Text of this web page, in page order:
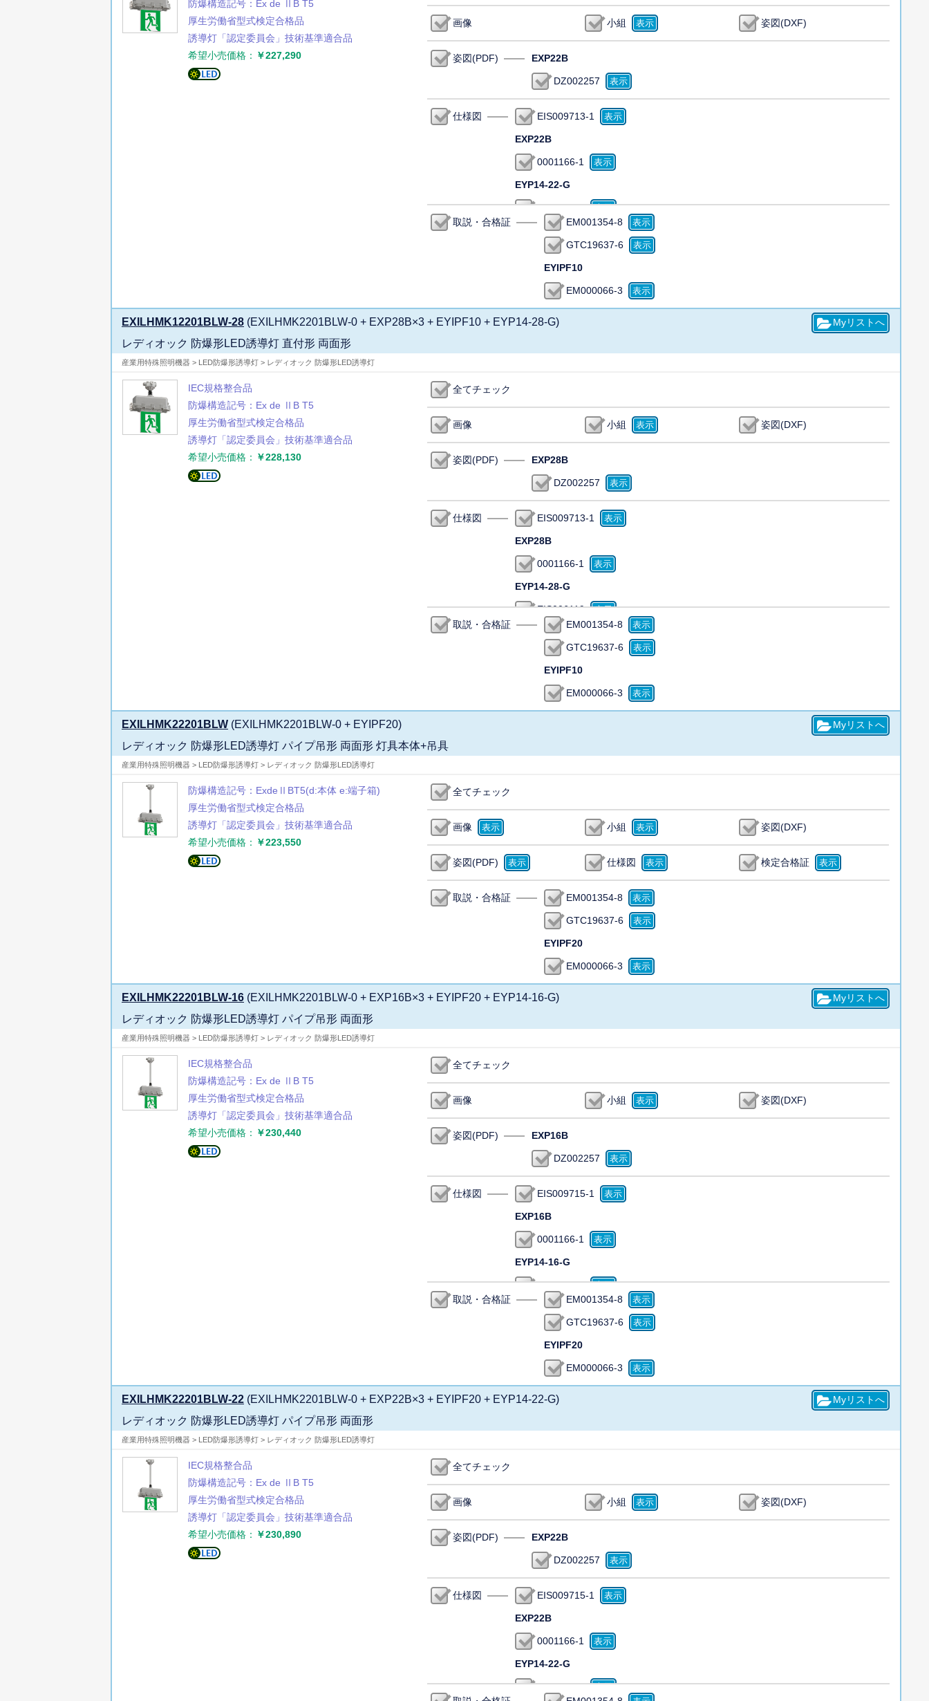
防爆構造記号：Ex de ⅡB T5
厚生労働省型式検定合格品
誘導灯「認定委員会」技術基準適合品
希望小売価格： ￥227,290
画像 小組 姿図(DXF)
姿図(PDF) EXP22B
DZ002257
仕様図 EIS009713-1
EXP22B
0001166-1
EYP14-22-G
EIS006119
取説・合格証
EM001354-8
GTC19637-6
EYIPF10
EM000066-3
EXILHMK12201BLW-28 (EXILHMK2201BLW-0 + EXP28B×3 + EYIPF10 + EYP14-28-G)
レディオック 防爆形LED誘導灯 直付形 両面形
産業用特殊照明機器 > LED防爆形誘導灯 > レディオック 防爆形LED誘導灯
IEC規格整合品
防爆構造記号：Ex de ⅡB T5
厚生労働省型式検定合格品
誘導灯「認定委員会」技術基準適合品
希望小売価格： ￥228,130
全てチェック
画像 小組 姿図(DXF)
姿図(PDF) EXP28B
DZ002257
仕様図 EIS009713-1
EXP28B
0001166-1
EYP14-28-G
EIS006119
取説・合格証
EM001354-8
GTC19637-6
EYIPF10
EM000066-3
EXILHMK22201BLW (EXILHMK2201BLW-0 + EYIPF20)
レディオック 防爆形LED誘導灯 パイプ吊形 両面形 灯具本体+吊具
産業用特殊照明機器 > LED防爆形誘導灯 > レディオック 防爆形LED誘導灯
防爆構造記号：ExdeⅡBT5(d:本体 e:端子箱)
厚生労働省型式検定合格品
誘導灯「認定委員会」技術基準適合品
希望小売価格： ￥223,550
全てチェック
画像 小組 姿図(DXF)
姿図(PDF) 仕様図 検定合格証
取説・合格証 EM001354-8
GTC19637-6
EYIPF20
EM000066-3
EXILHMK22201BLW-16 (EXILHMK2201BLW-0 + EXP16B×3 + EYIPF20 + EYP14-16-G)
レディオック 防爆形LED誘導灯 パイプ吊形 両面形
産業用特殊照明機器 > LED防爆形誘導灯 > レディオック 防爆形LED誘導灯
IEC規格整合品
防爆構造記号：Ex de ⅡB T5
厚生労働省型式検定合格品
誘導灯「認定委員会」技術基準適合品
希望小売価格： ￥230,440
全てチェック
画像 小組 姿図(DXF)
姿図(PDF) EXP16B
DZ002257
仕様図 EIS009715-1
EXP16B
0001166-1
EYP14-16-G
EIS006119
取説・合格証
EM001354-8
GTC19637-6
EYIPF20
EM000066-3
EXILHMK22201BLW-22 (EXILHMK2201BLW-0 + EXP22B×3 + EYIPF20 + EYP14-22-G)
レディオック 防爆形LED誘導灯 パイプ吊形 両面形
産業用特殊照明機器 > LED防爆形誘導灯 > レディオック 防爆形LED誘導灯
IEC規格整合品
防爆構造記号：Ex de ⅡB T5
厚生労働省型式検定合格品
誘導灯「認定委員会」技術基準適合品
希望小売価格： ￥230,890
全てチェック
画像 小組 姿図(DXF)
姿図(PDF) EXP22B
DZ002257
仕様図 EIS009715-1
EXP22B
0001166-1
EYP14-22-G
EIS006119